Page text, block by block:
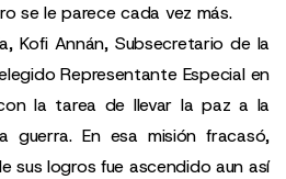
se le parece cada vez más.
Kofi Annán, Subsecretario de la
Representante Especial en
la tarea de llevar la paz a la
guerra. En esa misión fracasó,
sus logros fue ascendido aun así